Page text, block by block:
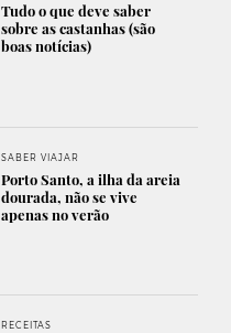
Tudo o que deve saber
sobre as castanhas (são
boas notícias)
SABER VIAJAR
Porto Santo, a ilha da areia
dourada, não se vive
apenas no verão
RECEITAS